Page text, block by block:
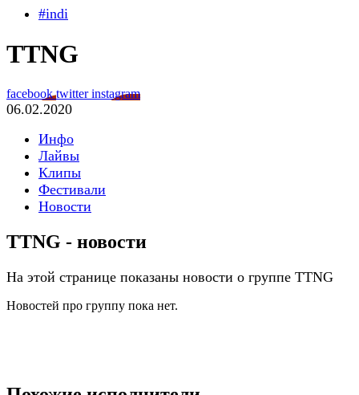
#indi
TTNG
facebooktwitterinstagram
06.02.2020
Инфо
Лайвы
Клипы
Фестивали
Новости
TTNG - новости
На этой странице показаны новости о группе TTNG
Новостей про группу пока нет.